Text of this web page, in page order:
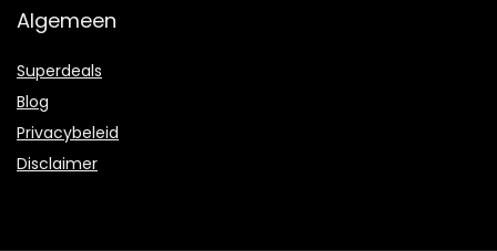
Algemeen
Superdeals
Blog
Privacybeleid
Disclaimer